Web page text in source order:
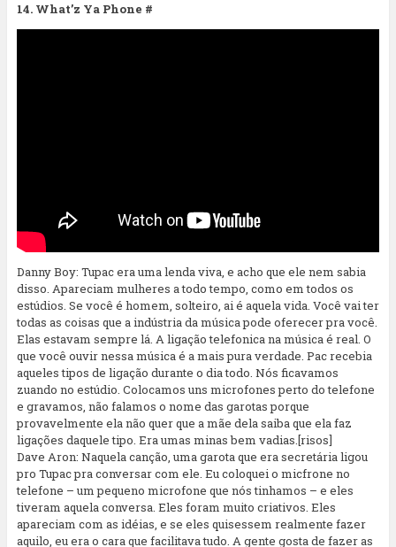
14. What’z Ya Phone #
Danny Boy: Tupac era uma lenda viva, e acho que ele nem sabia
disso. Apareciam mulheres a todo tempo, como em todos os
estúdios. Se você é homem, solteiro, ai é aquela vida. Você vai ter
todas as coisas que a indústria da música pode oferecer pra você.
Elas estavam sempre lá. A ligação telefonica na música é real. O
que você ouvir nessa música é a mais pura verdade. Pac recebia
aqueles tipos de ligação durante o dia todo. Nós ficavamos
zuando no estúdio. Colocamos uns microfones perto do telefone
e gravamos, não falamos o nome das garotas porque
provavelmente ela não quer que a mãe dela saiba que ela faz
ligações daquele tipo. Era umas minas bem vadias.[risos]
Dave Aron: Naquela canção, uma garota que era secretária ligou
pro Tupac pra conversar com ele. Eu coloquei o micfrone no
telefone – um pequeno microfone que nós tinhamos – e eles
tiveram aquela conversa. Eles foram muito criativos. Eles
apareciam com as idéias, e se eles quisessem realmente fazer
aquilo, eu era o cara que facilitava tudo. A gente gosta de fazer as